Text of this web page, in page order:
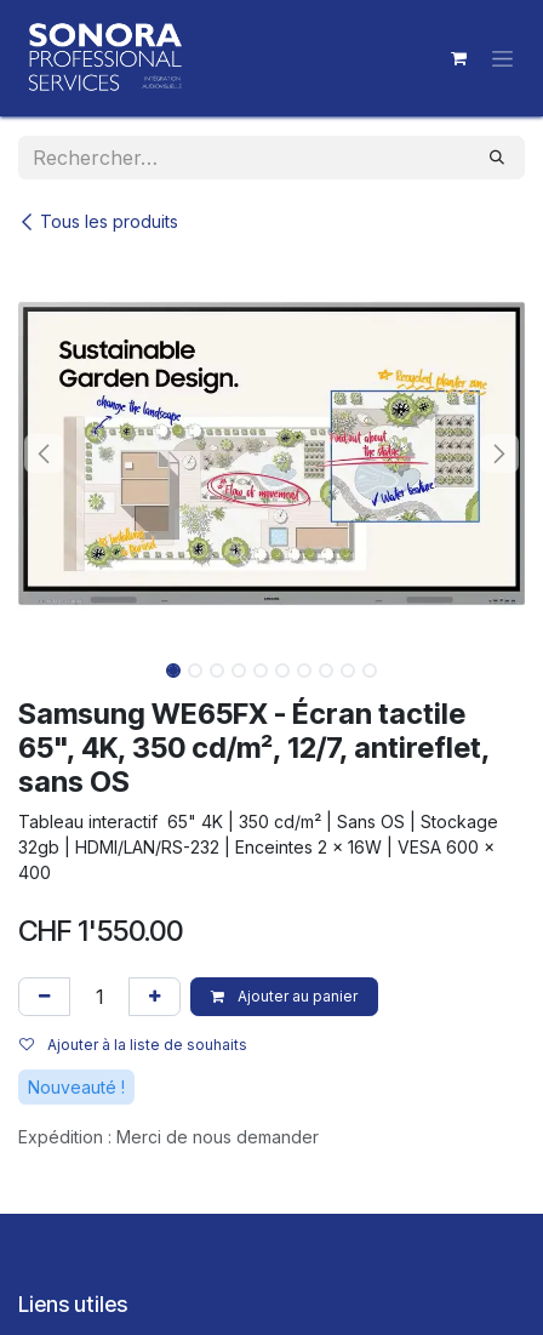
Tous les produits
Samsung WE65FX - Écran tactile
65", 4K, 350 cd/m², 12/7, antireflet,
sans OS
Tableau interactif 65" 4K | 350 cd/m² | Sans OS | Stockage
32gb | HDMI/LAN/RS-232 | Enceintes 2 x 16W | VESA 600 x
400
CHF 1'550.00
Ajouter au panier
Ajouter à la liste de souhaits
Nouveauté !
Expédition : Merci de nous demander
Liens utiles